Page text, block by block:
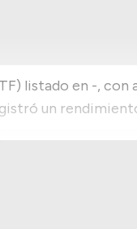
listado en -,
un